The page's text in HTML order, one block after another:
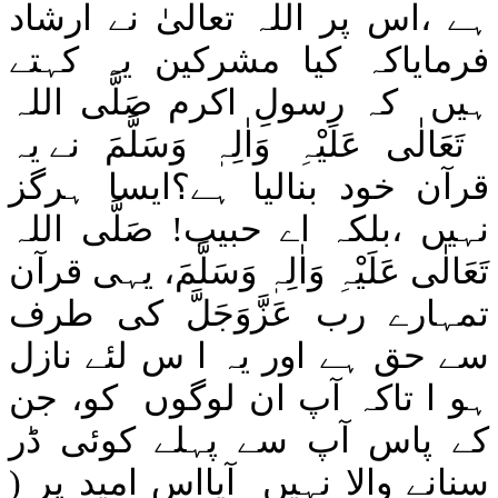
106. Quraish
107. Al Maun
108. Al Kausar
109. Al Kafirun
110. An Nasr
111. Al Lahab
112. Al Ikhlas
113. Al Falaq
114. An Nas
اَلْقِيَامَة
اَلدَّهْر (اَلْاِنْسَان)
اَلْمُرْسَلٰت
اَلنَّبَا
اَلنَّازِعَات
عَبَس
اَلتَّكْوِيْر
اَلْاِنْفِطَار
اَلْمُطَفِّفِيْن
اَلْاِنْشِقَاق
اَلْبُرُوْج
اَلطَّارِق
اَلْاَعْلٰی
اَلْغَاشِيَة
اَلْفَجْر
اَلْبَـلَد
اَلشَّمْس
اَلَّيْل
اَلْضُّحٰی
اَلتِّیْن
اَلْقَدَر
ہے ،اس پر
اللہ
تعالیٰ نے ارشاد
فرمایاکہ کیا مشرکین یہ کہتے
ہیں
کہ رسولِ اکرم صَلَّی اللہ
تَعَالٰی عَلَیْہِ وَاٰلِہٖ وَسَلَّمَ
نے یہ
قرآن خود بنالیا ہے؟ایسا ہرگز
نہیں ،بلکہ اے حبیب! صَلَّی اللہ
تَعَالٰی عَلَیْہِ وَاٰلِہٖ وَسَلَّمَ، یہی قرآن
تمہارے رب
عَزَّوَجَلَّ
کی طرف
سے حق ہے اور یہ ا س لئے نازل
ہو ا تاکہ آپ ان لوگوں
کو، جن
کے پاس آپ سے پہلے کوئی ڈر
سنانے والا نہیں
آیااس امید پر (